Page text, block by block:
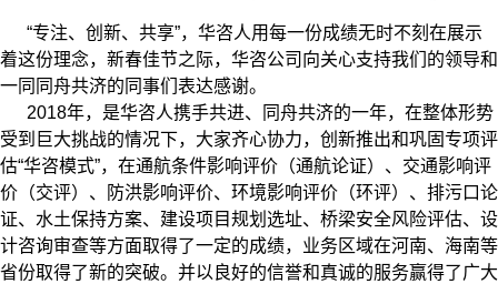
“专注、创新、共享”，华咨人用每一份成绩无时不刻在展示
着这份理念，新春佳节之际，华咨公司向关心支持我们的领导和
一同同舟共济的同事们表达感谢。
2018年，是华咨人携手共进、同舟共济的一年，在整体形势
受到巨大挑战的情况下，大家齐心协力，创新推出和巩固专项评
估“华咨模式”，在通航条件影响评价（通航论证）、交通影响评
价（交评）、防洪影响评价、环境影响评价（环评）、排污口论
证、水土保持方案、建设项目规划选址、桥梁安全风险评估、设
计咨询审查等方面取得了一定的成绩，业务区域在河南、海南等
省份取得了新的突破。并以良好的信誉和真诚的服务赢得了广大